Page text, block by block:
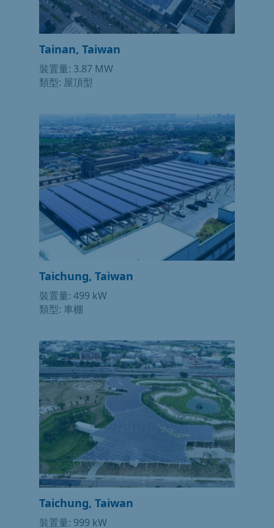
Tainan, Taiwan
裝置量: 3.87 MW
類型: 屋頂型
Taichung, Taiwan
裝置量: 499 kW
類型: 車棚
Taichung, Taiwan
裝置量: 999 kW